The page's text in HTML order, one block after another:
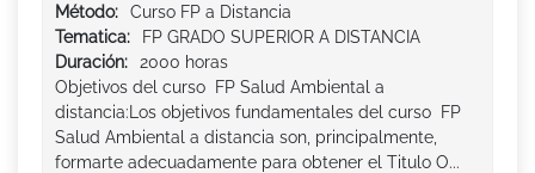
Método:
Curso FP a Distancia
Tematica:
FP GRADO SUPERIOR A DISTANCIA
Duración:
2000 horas
Objetivos del curso FP Salud Ambiental a
distancia:Los objetivos fundamentales del curso FP
Salud Ambiental a distancia son, principalmente,
formarte adecuadamente para obtener el Titulo O...